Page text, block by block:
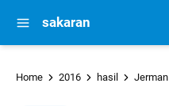
sakaran
Home 2016 hasil Jerman